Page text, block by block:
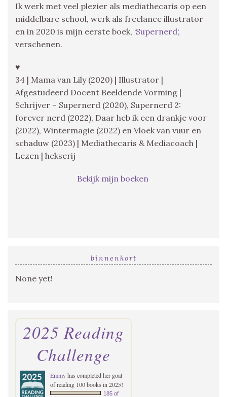
Ik werk met veel plezier als mediathecaris op een
middelbare school, werk als freelance illustrator
en in 2020 is mijn eerste boek, ‘Supernerd‘,
verschenen.
♥
34 | Mama van Lily (2020) | Illustrator |
Afgestudeerd Docent Beeldende Vorming |
Schrijver – Supernerd (2020), Supernerd 2:
forever nerd (2022), Daar heb ik een drankje voor
(2022), Wintermagie (2022) en Vloek van vuur en
schaduw (2023) | Mediathecaris & Mediacoach |
Lezen | hekserij
Bekijk mijn boeken
binnenkort
None yet!
2025 Reading
Challenge
Emmyhas completed her goal
of reading 100 books in 2025!
185 of